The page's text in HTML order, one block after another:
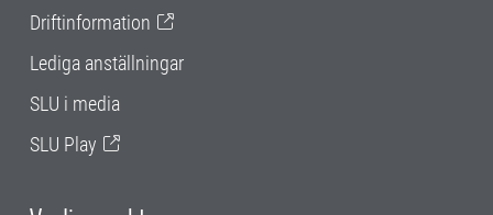
Driftinformation
Lediga anställningar
SLU i media
SLU Play